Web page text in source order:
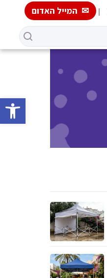
פתח
המייל האדום